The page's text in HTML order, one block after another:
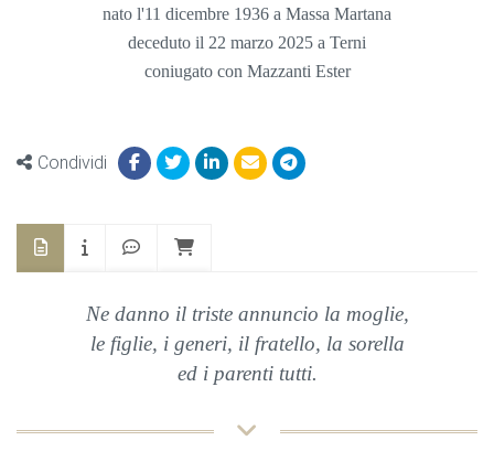
nato l'11 dicembre 1936 a Massa Martana
deceduto il 22 marzo 2025 a Terni
coniugato con Mazzanti Ester
Condividi
Ne danno il triste annuncio la moglie,
le figlie, i generi, il fratello, la sorella
ed i parenti tutti.